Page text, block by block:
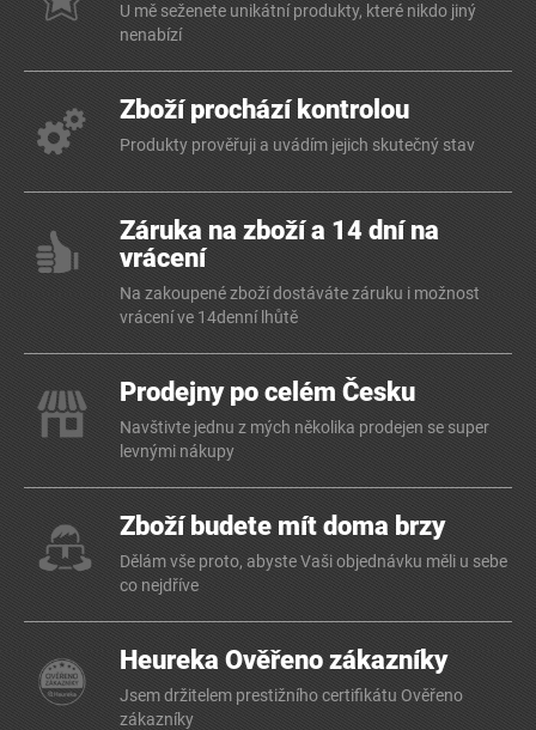
U mě seženete unikátní produkty, které nikdo jiný
nenabízí
Zboží prochází kontrolou
Produkty prověřuji a uvádím jejich skutečný stav
Záruka na zboží a 14 dní na
vrácení
Na zakoupené zboží dostáváte záruku i možnost
vrácení ve 14denní lhůtě
Prodejny po celém Česku
Navštivte jednu z mých několika prodejen se super
levnými nákupy
Zboží budete mít doma brzy
Dělám vše proto, abyste Vaši objednávku měli u sebe
co nejdříve
Heureka Ověřeno zákazníky
Jsem držitelem prestižního certifikátu Ověřeno
zákazníky